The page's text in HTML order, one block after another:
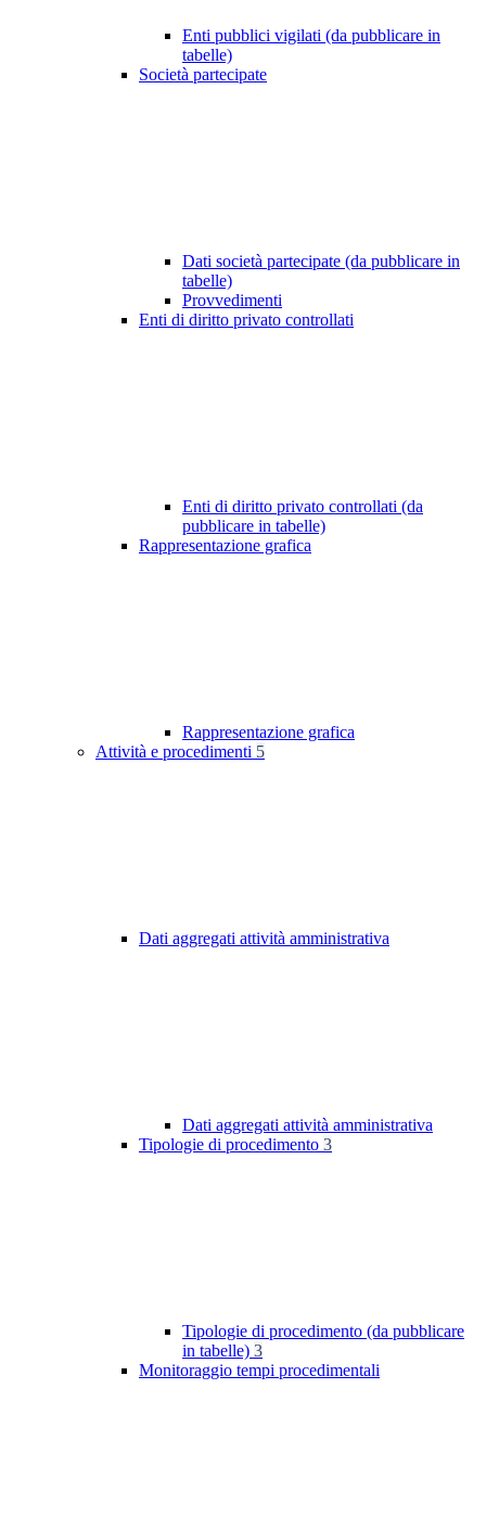
Enti pubblici vigilati (da pubblicare in
tabelle)
Società partecipate
Dati società partecipate (da pubblicare in
tabelle)
Provvedimenti
Enti di diritto privato controllati
Enti di diritto privato controllati (da
pubblicare in tabelle)
Rappresentazione grafica
Rappresentazione grafica
Attività e procedimenti 5
Dati aggregati attività amministrativa
Dati aggregati attività amministrativa
Tipologie di procedimento 3
Tipologie di procedimento (da pubblicare
in tabelle) 3
Monitoraggio tempi procedimentali